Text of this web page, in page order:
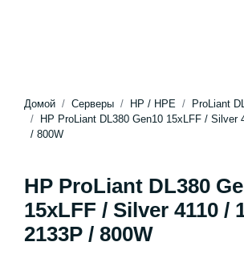
Домой Серверы HP / HPE
ProLiant
HP ProLiant DL380 Gen10 15xLFF / Silver
/ 800W
HP ProLiant DL380
15xLFF / Silver 4110 /
2133P / 800W